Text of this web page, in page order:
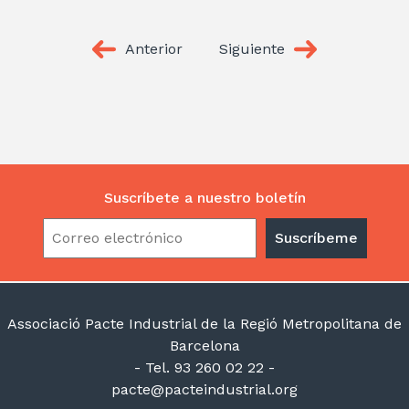
Anterior Siguiente
Suscríbete a nuestro boletín
Associació Pacte Industrial de la Regió Metropolitana de
Barcelona
- Tel. 93 260 02 22 -
pacte@pacteindustrial.org